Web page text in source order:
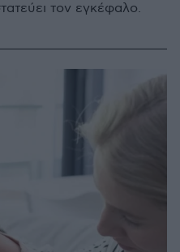
τον εγκέφαλο.